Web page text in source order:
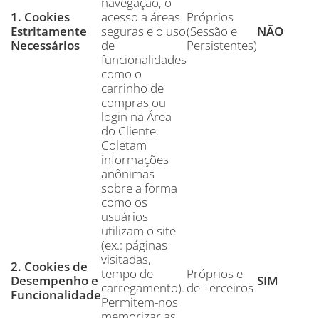
1. Cookies
Estritamente
Necessários
acesso a áreas
seguras e o uso
de
funcionalidades
como o
carrinho de
compras ou
login na Área
do Cliente.
Próprios
(Sessão e
Persistentes)
NÃO
2. Cookies de
Desempenho e
Funcionalidade
Coletam
informações
anônimas
sobre a forma
como os
usuários
utilizam o site
(ex.: páginas
visitadas,
tempo de
carregamento).
Permitem-nos
Próprios e
de Terceiros SIM